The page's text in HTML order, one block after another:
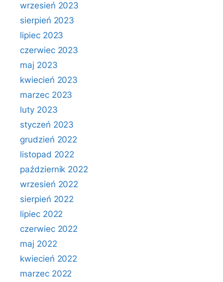
wrzesień 2023
sierpień 2023
lipiec 2023
czerwiec 2023
maj 2023
kwiecień 2023
marzec 2023
luty 2023
styczeń 2023
grudzień 2022
listopad 2022
październik 2022
wrzesień 2022
sierpień 2022
lipiec 2022
czerwiec 2022
maj 2022
kwiecień 2022
marzec 2022